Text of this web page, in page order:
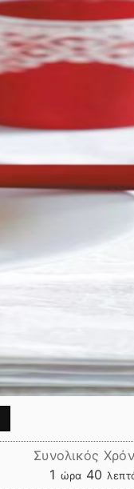
Συνολικός
1 ώρα
ώρα 40